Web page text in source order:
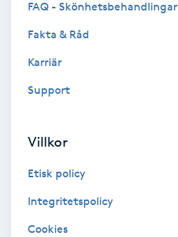
Kärlbehandling
Lashlift Keratin
Liktornar
FAQ - Skönhetsbehandlingar
Fakta & Råd
Karriär
Support
Villkor
Etisk policy
Integritetspolicy
Cookies